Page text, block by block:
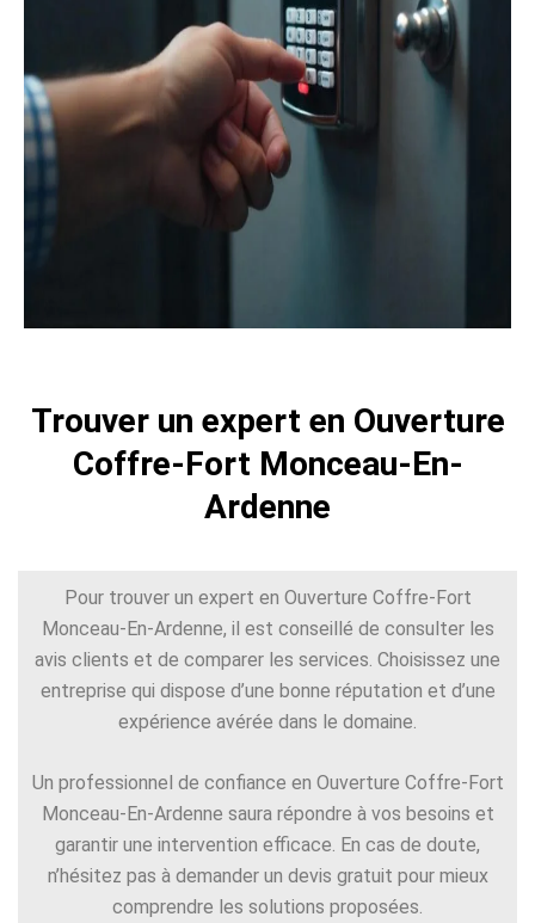
Trouver un expert en Ouverture
Coffre-Fort Monceau-En-
Ardenne
Pour trouver un expert en Ouverture Coffre-Fort
Monceau-En-Ardenne, il est conseillé de consulter les
avis clients et de comparer les services. Choisissez une
entreprise qui dispose d’une bonne réputation et d’une
expérience avérée dans le domaine.
Un professionnel de confiance en Ouverture Coffre-Fort
Monceau-En-Ardenne saura répondre à vos besoins et
garantir une intervention efficace. En cas de doute,
n’hésitez pas à demander un devis gratuit pour mieux
comprendre les solutions proposées.